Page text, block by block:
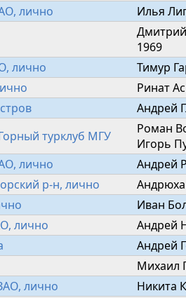
лично
Илья
1969
лично
Тимур
Ринат
Андрей
турклуб МГУ
Роман
Игорь
лично
Андрей
р-н, лично
Иван
лично
Андрей
Андрей
Михаил
лично
Никита